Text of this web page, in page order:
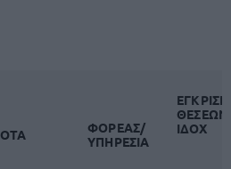
ΟΤΑ
ΦΟΡΕΑΣ/
ΥΠΗΡΕΣΙΑ
ΕΓΚΡΙΣΗ
ΘΕΣΕΩΝ
ΙΔΟΧ